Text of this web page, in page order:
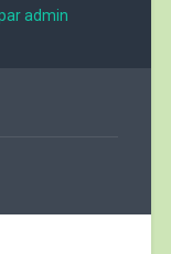
admin